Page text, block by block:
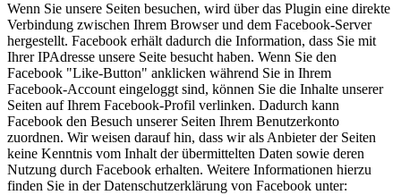
Wenn Sie unsere Seiten besuchen, wird über das Plugin eine direkte
Verbindung zwischen Ihrem Browser und dem Facebook-Server
hergestellt. Facebook erhält dadurch die Information, dass Sie mit
Ihrer IPAdresse unsere Seite besucht haben. Wenn Sie den
Facebook "Like-Button" anklicken während Sie in Ihrem
Facebook-Account eingeloggt sind, können Sie die Inhalte unserer
Seiten auf Ihrem Facebook-Profil verlinken. Dadurch kann
Facebook den Besuch unserer Seiten Ihrem Benutzerkonto
zuordnen. Wir weisen darauf hin, dass wir als Anbieter der Seiten
keine Kenntnis vom Inhalt der übermittelten Daten sowie deren
Nutzung durch Facebook erhalten. Weitere Informationen hierzu
finden Sie in der Datenschutzerklärung von Facebook unter: